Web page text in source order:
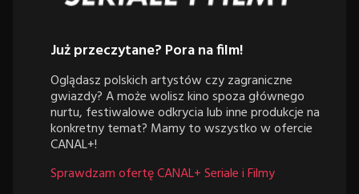
Już przeczytane? Pora na film!
Oglądasz polskich artystów czy zagraniczne
gwiazdy? A może wolisz kino spoza głównego
nurtu, festiwalowe odkrycia lub inne produkcje na
konkretny temat? Mamy to wszystko w ofercie
CANAL+!
Sprawdzam ofertę CANAL+ Seriale i Filmy